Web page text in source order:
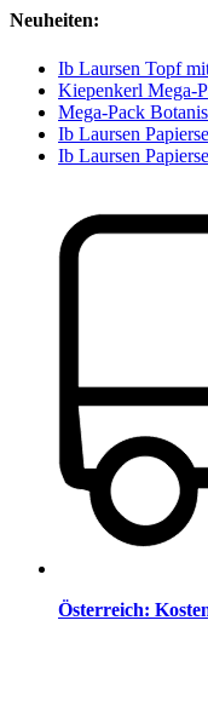
Neuheiten:
Ib Laursen Topf
Kiepenkerl Mega-
Mega-Pack
Ib Laursen
Ib Laursen
Österreich: